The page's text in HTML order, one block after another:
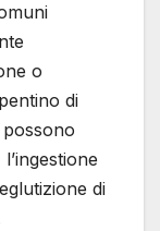
o
di
di